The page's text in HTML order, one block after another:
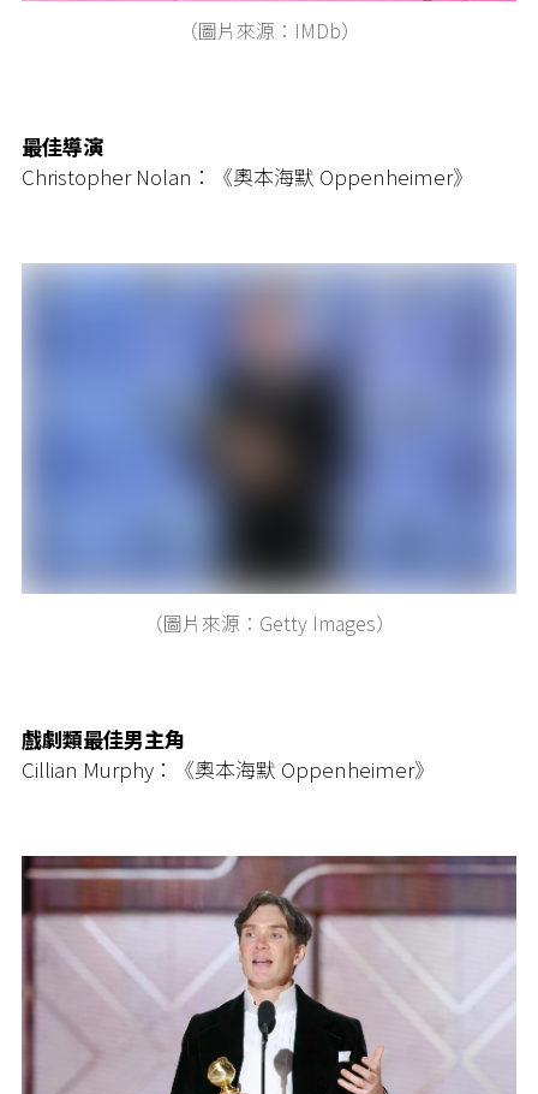
（圖片來源：IMDb）
最佳導演
Christopher Nolan：《奧本海默 Oppenheimer》
（圖片來源：Getty Images）
戲劇類最佳男主角
Cillian Murphy：《奧本海默 Oppenheimer》